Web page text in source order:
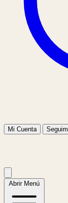
Mi Cuenta
Abrir Menú